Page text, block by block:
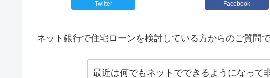
Twitter Facebook
ネット銀行で住宅ローンを検討している方からのご質問で
最近は何でもネットでできるようになって